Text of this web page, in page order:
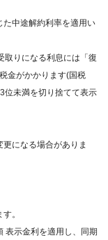
た中途解約利率を適用い
りになる利息には「復
金がかかります(国税
位未満を切り捨てて表示
になる場合がありま
。
表示金利を適用し、同期